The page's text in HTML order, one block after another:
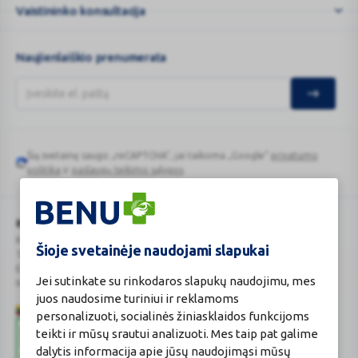
Šioje svetainėje naudojami slapukai
Jei sutinkate su rinkodaros slapukų naudojimu, mes
juos naudosime turiniui ir reklamoms
personalizuoti, socialinės žiniasklaidos funkcijoms
teikti ir mūsų srautui analizuoti. Mes taip pat galime
dalytis informacija apie jūsų naudojimąsi mūsų
...
Vaistininko konsultacija
Naujienlaiškio prenumerata
Google
Šią svetainę saugo „reCAPTCHA“, jai taikoma „Google“
privatumo
politika
paslaugų teikimo sąlygos
BENU Vaistinė Lietuva, UAB
Kauno r. sav., Karmėlavos sen., Ramučių k., Gamybos g. 4
Tel. +370 37 225 522
Maisto tvarkymo subjektų registro numeris: 190004257